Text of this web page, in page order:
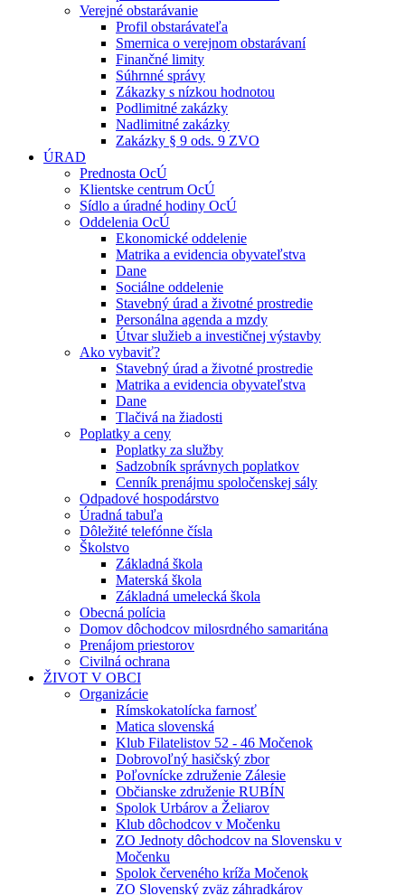
Verejné obstarávanie
Profil obstarávateľa
Smernica o verejnom obstarávaní
Finančné limity
Súhrnné správy
Zákazky s nízkou hodnotou
Podlimitné zakázky
Nadlimitné zakázky
Zakázky § 9 ods. 9 ZVO
ÚRAD
Prednosta OcÚ
Klientske centrum OcÚ
Sídlo a úradné hodiny OcÚ
Oddelenia OcÚ
Ekonomické oddelenie
Matrika a evidencia obyvateľstva
Dane
Sociálne oddelenie
Stavebný úrad a životné prostredie
Personálna agenda a mzdy
Útvar služieb a investičnej výstavby
Ako vybaviť?
Stavebný úrad a životné prostredie
Matrika a evidencia obyvateľstva
Dane
Tlačivá na žiadosti
Poplatky a ceny
Poplatky za služby
Sadzobník správnych poplatkov
Cenník prenájmu spoločenskej sály
Odpadové hospodárstvo
Úradná tabuľa
Dôležité telefónne čísla
Školstvo
Základná škola
Materská škola
Základná umelecká škola
Obecná polícia
Domov dôchodcov milosrdného samaritána
Prenájom priestorov
Civilná ochrana
ŽIVOT V OBCI
Organizácie
Rímskokatolícka farnosť
Matica slovenská
Klub Filatelistov 52 - 46 Močenok
Dobrovoľný hasičský zbor
Poľovnícke združenie Zálesie
Občianske združenie RUBÍN
Spolok Urbárov a Želiarov
Klub dôchodcov v Močenku
ZO Jednoty dôchodcov na Slovensku v
Močenku
Spolok červeného kríža Močenok
ZO Slovenský zväz záhradkárov